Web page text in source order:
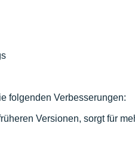
folgenden Verbesserungen:
Versionen, sorgt für